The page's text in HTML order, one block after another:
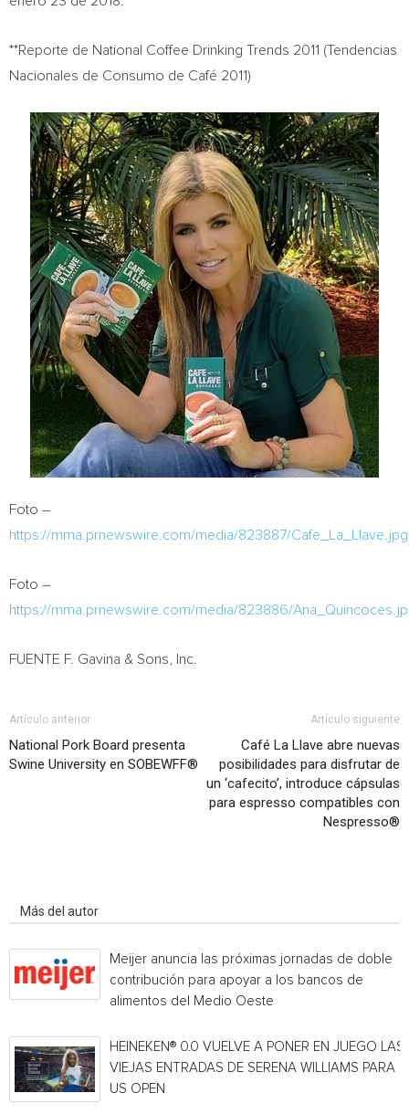
**Reporte de National Coffee Drinking Trends 2011 (Tendencias
Nacionales de Consumo de Café 2011)
Foto –
https://mma.prnewswire.com/media/823887/Cafe_La_Llave.jpg
Foto –
https://mma.prnewswire.com/media/823886/
FUENTE F. Gavina & Sons, Inc.
Artículo anterior
National Pork Board presenta
Swine University en SOBEWFF®
Artículo siguiente
Café La Llave abre nuevas
posibilidades para disfrutar de
un ‘cafecito’, introduce cápsulas
para espresso compatibles con
Nespresso®
Más del autor
Meijer anuncia las próximas jornadas de doble
contribución para apoyar a los bancos de
alimentos del Medio Oeste
HEINEKEN® 0.0 VUELVE A PONER EN JUEGO LAS
VIEJAS ENTRADAS DE SERENA WILLIAMS PARA
US OPEN